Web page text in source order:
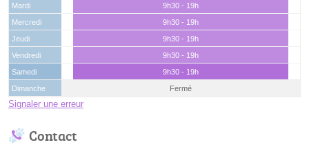
Mardi
9h30 - 19h
Mercredi
9h30 - 19h
Jeudi
9h30 - 19h
Vendredi
9h30 - 19h
Samedi
9h30 - 19h
Dimanche
Fermé
Signaler une erreur
Contact